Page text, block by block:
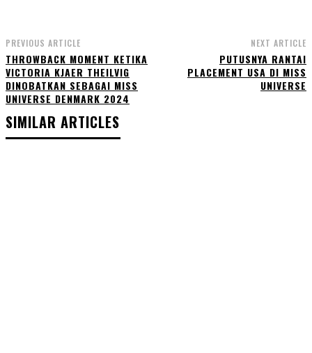
PREVIOUS ARTICLE
THROWBACK MOMENT KETIKA
VICTORIA KJAER THEILVIG
DINOBATKAN SEBAGAI MISS
UNIVERSE DENMARK 2024
NEXT ARTICLE
PUTUSNYA RANTAI
PLACEMENT USA DI MISS
UNIVERSE
SIMILAR ARTICLES